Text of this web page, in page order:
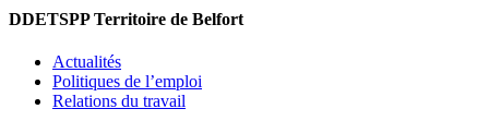
DDETSPP Territoire de Belfort
Actualités
Politiques de l’emploi
Relations du travail